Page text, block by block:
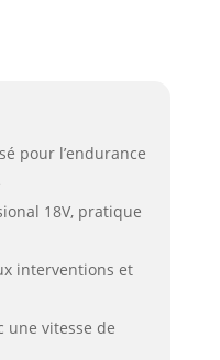
pour l’endurance
18V, pratique
interventions et
vitesse de